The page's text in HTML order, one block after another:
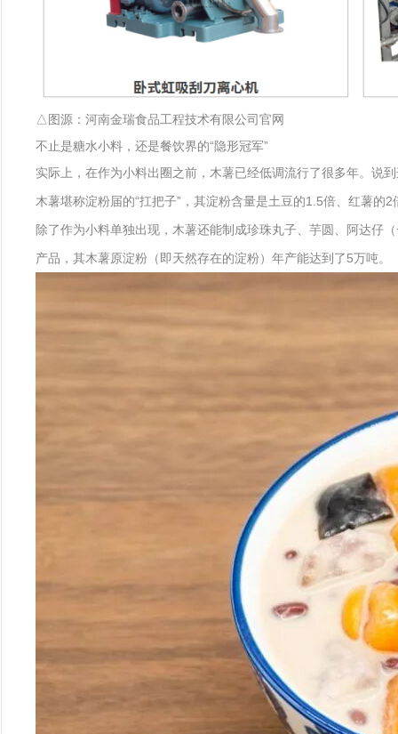
△图源：河南金瑞食品工程技术有限公司官网
不止是糖水小料，还是餐饮界的“隐形冠军”
实际上，在作为小料出圈之前，木薯已经低调流行了很多年。说
木薯堪称淀粉届的“扛把子”，其淀粉含量是土豆的1.5倍、红薯
除了作为小料单独出现，木薯还能制成珍珠丸子、芋圆、阿达仔
产品，其木薯原淀粉（即天然存在的淀粉）年产能达到了5万吨。